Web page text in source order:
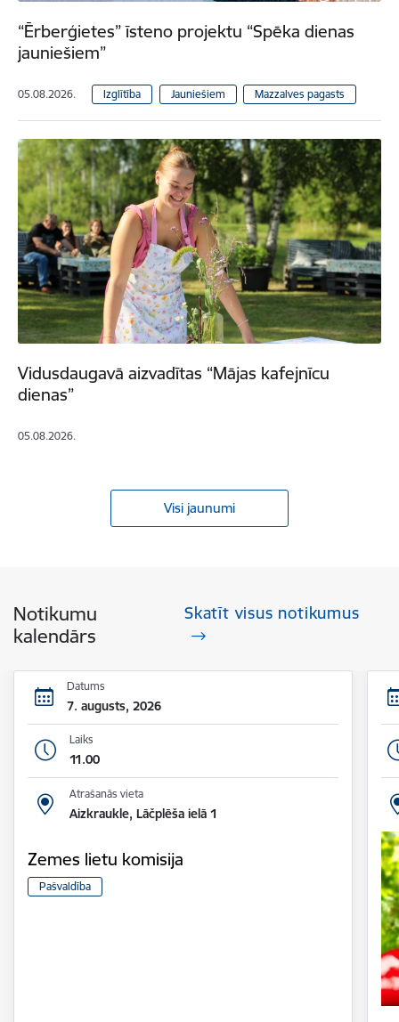
“Ērberģietes” īsteno projektu “Spēka dienas
jauniešiem”
05.08.2026. Izglītība Jauniešiem Mazzalves pagasts
Vidusdaugavā aizvadītas “Mājas kafejnīcu
dienas”
05.08.2026.
Visi jaunumi
Notikumu
kalendārs
Skatīt visus notikumus
Datums
7. augusts, 2026
Laiks
11.00
Atrašanās vieta
Aizkraukle, Lāčplēša ielā 1
Zemes lietu komisija
Pašvaldība